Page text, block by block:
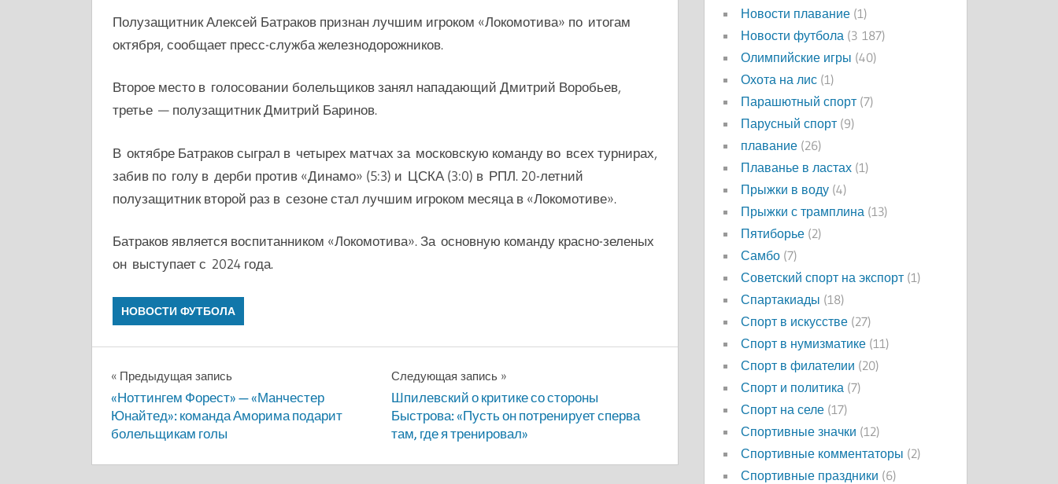
Полузащитник Алексей Батраков признан лучшим игроком «Локомотива» по итогам
октября, сообщает пресс-служба железнодорожников.
Второе место в голосовании болельщиков занял нападающий Дмитрий Воробьев,
третье — полузащитник Дмитрий Баринов.
В октябре Батраков сыграл в четырех матчах за московскую команду во всех турнирах,
забив по голу в дерби против «Динамо» (5:3) и ЦСКА (3:0) в РПЛ. 20-летний
полузащитник второй раз в сезоне стал лучшим игроком месяца в «Локомотиве».
Батраков является воспитанником «Локомотива». За основную команду красно-зеленых
он выступает с 2024 года.
НОВОСТИ ФУТБОЛА
Навигация
по
записям
Предыдущая запись
«Ноттингем Форест» — «Манчестер
Юнайтед»: команда Аморима подарит
болельщикам голы
Следующая запись
Шпилевский о критике со стороны
Быстрова: «Пусть он потренирует сперва
там, где я тренировал»
Новости плавание (1)
Новости футбола (3 187)
Олимпийские игры (40)
Охота на лис (1)
Парашютный спорт (7)
Парусный спорт (9)
плавание (26)
Плаванье в ластах (1)
Прыжки в воду (4)
Прыжки с трамплина (13)
Пятиборье (2)
Самбо (7)
Советский спорт на экспорт (1)
Спартакиады (18)
Спорт в искусстве (27)
Спорт в нумизматике (11)
Спорт в филателии (20)
Спорт и политика (7)
Спорт на селе (17)
Спортивные значки (12)
Спортивные комментаторы (2)
Спортивные праздники (6)